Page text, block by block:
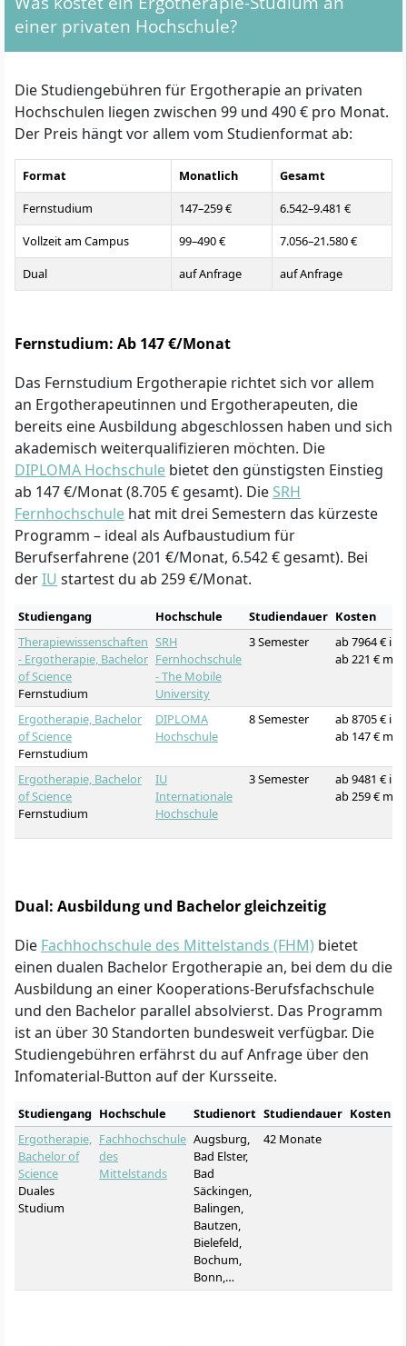
einer privaten Hochschule?
Die Studiengebühren für Ergotherapie an privaten
Hochschulen liegen zwischen 99 und 490 € pro Monat.
Der Preis hängt vor allem vom Studienformat ab:
Format Monatlich
Gesamt
Fernstudium
147–259 €
6.542–9.481 €
Vollzeit am Campus
99–490 €
7.056–21.580 €
Dual
auf Anfrage auf Anfrage
Fernstudium: Ab 147 €/Monat
Das Fernstudium Ergotherapie richtet sich vor allem
an Ergotherapeutinnen und Ergotherapeuten, die
bereits eine Ausbildung abgeschlossen haben und sich
akademisch weiterqualifizieren möchten. Die
DIPLOMA Hochschule bietet den günstigsten Einstieg
ab 147 €/Monat (8.705 € gesamt). Die SRH
Fernhochschule hat mit drei Semestern das kürzeste
Programm – ideal als Aufbaustudium für
Berufserfahrene (201 €/Monat, 6.542 € gesamt). Bei
derIU startest du ab 259 €/Monat.
Studiengang Hochschule Studiendauer Kosten
Therapiewissenschaften
- Ergotherapie, Bachelor
of Science
Fernstudium
SRH
Fernhochschule
- The Mobile
University
3 Semester
ab 7964 €
ab 221 €
Ergotherapie, Bachelor
of Science
Fernstudium
DIPLOMA
Hochschule
8 Semester
ab 8705 €
ab 147 €
Ergotherapie, Bachelor
of Science
Fernstudium
IU
Internationale
Hochschule
3 Semester
ab 9481 €
ab 259 €
Dual: Ausbildung und Bachelor gleichzeitig
Die Fachhochschule des Mittelstands (FHM) bietet
einen dualen Bachelor Ergotherapie an, bei dem du die
Ausbildung an einer Kooperations-Berufsfachschule
und den Bachelor parallel absolvierst. Das Programm
ist an über 30 Standorten bundesweit verfügbar. Die
Studiengebühren erfährst du auf Anfrage über den
Infomaterial-Button auf der Kursseite.
Studiengang Hochschule Studienort Studiendauer Kosten
Ergotherapie,
Bachelor of
Science
Duales
Studium
Fachhochschule
des
Mittelstands
Augsburg,
Bad Elster,
Bad
Säckingen,
Balingen,
Bautzen,
Bielefeld,
Bochum,
Bonn,…
42 Monate